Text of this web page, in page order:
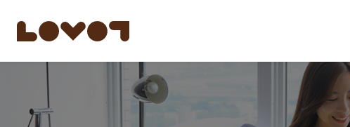
もっと知る